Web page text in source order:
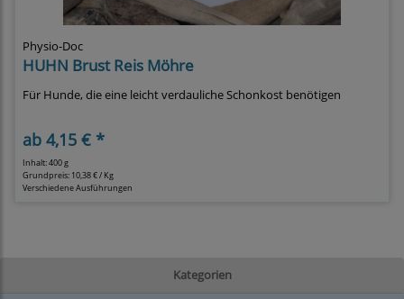
Kategorien
Physio-Doc
HUHN Brust Reis Möhre
Für Hunde, die eine leicht verdauliche Schonkost benötigen
ab 4,15 € *
Inhalt: 400 g
Grundpreis: 10,38 € / Kg
Verschiedene Ausführungen